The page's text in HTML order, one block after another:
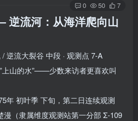
0 50 7
逆流河：从海洋爬向山
逆流大裂谷 中段 · 观测点 7-A
”上山的水”——少数来访者更喜欢叫
年 初叶季 下旬，第二日连续观测
漫（隶属维度观测站第一分部 Σ-109